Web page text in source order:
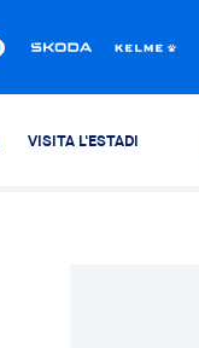
VISITA L'ESTADI